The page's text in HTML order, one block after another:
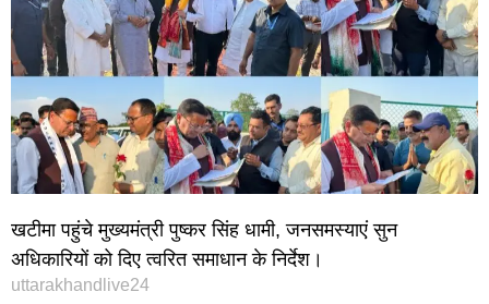
खटीमा पहुंचे मुख्यमंत्री पुष्कर सिंह धामी, जनसमस्याएं सुन
अधिकारियों को दिए त्वरित समाधान के निर्देश।
uttarakhandlive24